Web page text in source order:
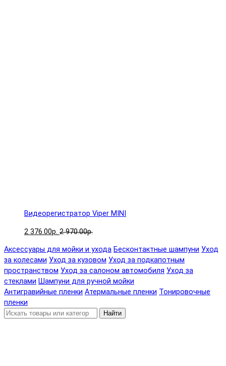
Видеорегистратор Viper MINI
2 376.00р. 2 970.00р.
Аксессуары для мойки и ухода Бесконтактные шампуни Уход
за колесами Уход за кузовом Уход за подкапотным
пространством Уход за салоном автомобиля Уход за
стеклами Шампуни для ручной мойки
Антигравийные пленки Атермальные пленки Тонировочные
пленки
Найти